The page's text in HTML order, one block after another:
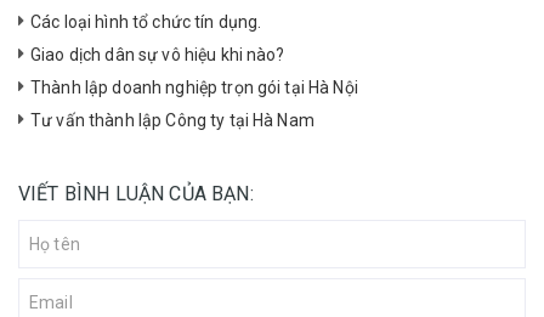
Các loại hình tổ chức tín dụng.
Giao dịch dân sự vô hiệu khi nào?
Thành lập doanh nghiệp trọn gói tại Hà Nội
Tư vấn thành lập Công ty tại Hà Nam
VIẾT BÌNH LUẬN CỦA BẠN: